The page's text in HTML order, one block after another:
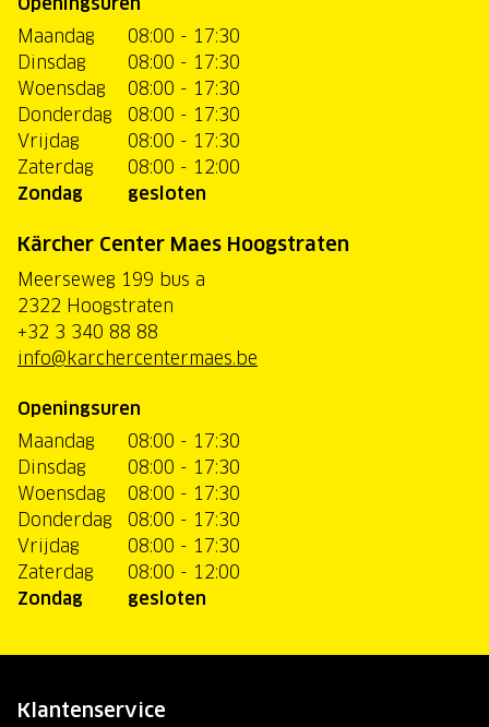
Maandag
08:00 - 17:30
Dinsdag
08:00 - 17:30
Woensdag
08:00 - 17:30
Donderdag
08:00 - 17:30
Vrijdag
08:00 - 17:30
Zaterdag
08:00 - 12:00
Zondag
gesloten
Kärcher Center Maes Hoogstraten
Meerseweg 199 bus a
2322 Hoogstraten
+32 3 340 88 88
info@karchercentermaes.be
Openingsuren
Maandag
08:00 - 17:30
Dinsdag
08:00 - 17:30
Woensdag
08:00 - 17:30
Donderdag
08:00 - 17:30
Vrijdag
08:00 - 17:30
Zaterdag
08:00 - 12:00
Zondag
gesloten
Klantenservice